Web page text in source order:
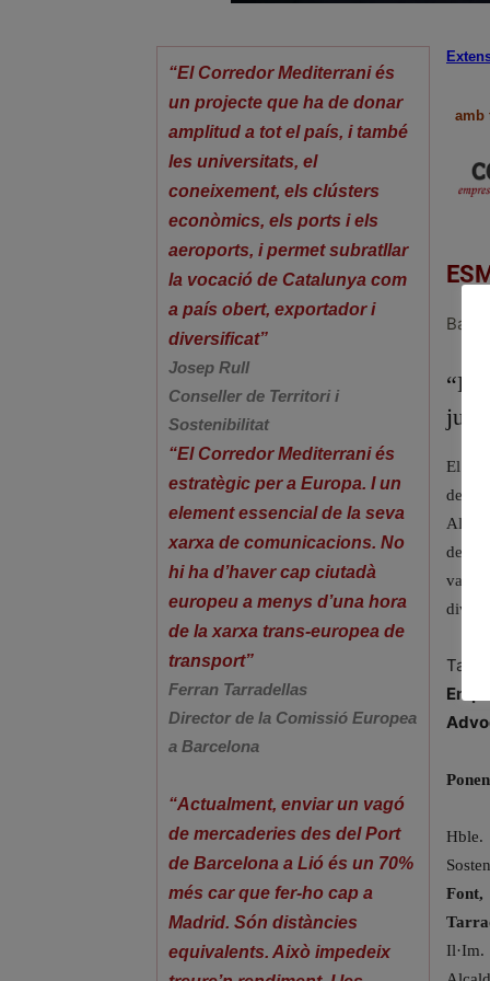
“El Corredor Mediterrani és
un projecte que ha de donar
amplitud a tot el país, i també
les universitats, el
coneixement, els clústers
econòmics, els ports i els
aeroports, i permet subratllar
la vocació de Catalunya com
a país obert, exportador i
diversificat”
Josep Rull
Conseller de Territori i
Sostenibilitat
“El Corredor Mediterrani és
estratègic per a Europa. I un
element essencial de la seva
xarxa de comunicacions. No
hi ha d’haver cap ciutadà
europeu a menys d’una hora
de la xarxa trans-europea de
transport”
Ferran Tarradellas
Director de la Comissió Europea
a Barcelona
“Actualment, enviar un vagó
de mercaderies des del Port
de Barcelona a Lió és un 70%
més car que fer-ho cap a
Madrid. Són distàncies
equivalents. Això impedeix
amb
“El
El
de
dels
van
Hble.
Font,
Il·Im.